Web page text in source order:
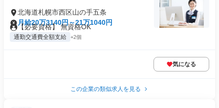
北海道札幌市西区山の手五条
月給20万3140円～21万1040円
【必要資格】 無資格OK
通勤交通費全額支給 +2個
気になる
この企業の類似求人を見る